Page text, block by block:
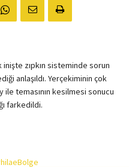
inişte zıpkın sisteminde sorun
anlaşıldı. Yerçekiminin çok
temasının kesilmesi sonucu
farkedildi.